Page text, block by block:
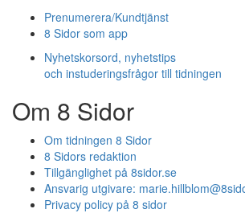
Prenumerera/Kundtjänst
8 Sidor som app
Nyhetskorsord, nyhetstips
och instuderingsfrågor till tidningen
Om 8 Sidor
Om tidningen 8 Sidor
8 Sidors redaktion
Tillgänglighet på 8sidor.se
Ansvarig utgivare:
Privacy policy på 8 sidor